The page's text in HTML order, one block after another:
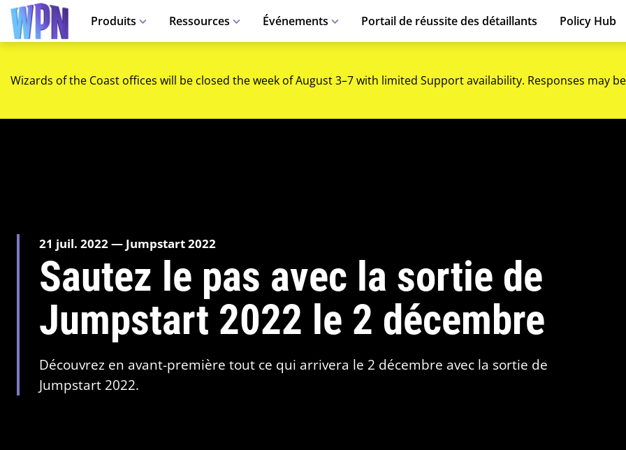
Produits Ressources Événements Portail de réussite des détaillants Policy Hub
Wizards of the Coast offices will be closed the week of August 3–7 with limited Support availability. Responses may
21 juil. 2022 — Jumpstart 2022
Sautez le pas avec la sortie de
Jumpstart 2022 le 2 décembre
Découvrez en avant-première tout ce qui arrivera le 2 décembre avec la sortie de
Jumpstart 2022.